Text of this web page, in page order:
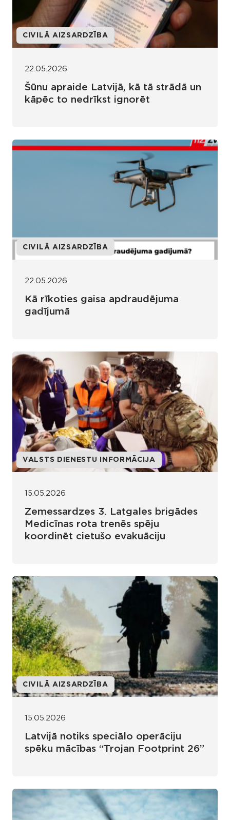
CIVILĀ AIZSARDZĪBA
22.05.2026
Šūnu apraide Latvijā, kā tā strādā un
kāpēc to nedrīkst ignorēt
CIVILĀ AIZSARDZĪBA
22.05.2026
Kā rīkoties gaisa apdraudējuma
gadījumā
VALSTS DIENESTU INFORMĀCIJA
15.05.2026
Zemessardzes 3. Latgales brigādes
Medicīnas rota trenēs spēju
koordinēt cietušo evakuāciju
CIVILĀ AIZSARDZĪBA
15.05.2026
Latvijā notiks speciālo operāciju
spēku mācības “Trojan Footprint 26”